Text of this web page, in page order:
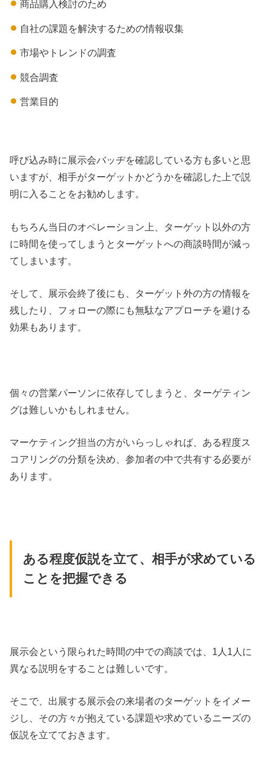
商品購入検討のため
自社の課題を解決するための情報収集
市場やトレンドの調査
競合調査
営業目的
呼び込み時に展示会バッヂを確認している方も多いと思
いますが、相手がターゲットかどうかを確認した上で説
明に入ることをお勧めします。
もちろん当日のオペレーション上、ターゲット以外の方
に時間を使ってしまうとターゲットへの商談時間が減っ
てしまいます。
そして、展示会終了後にも、ターゲット外の方の情報を
残したり、フォローの際にも無駄なアプローチを避ける
効果もあります。
個々の営業パーソンに依存してしまうと、ターゲティン
グは難しいかもしれません。
マーケティング担当の方がいらっしゃれば、ある程度ス
コアリングの分類を決め、参加者の中で共有する必要が
あります。
ある程度仮説を立て、相手が求めている
ことを把握できる
展示会という限られた時間の中での商談では、1人1人に
異なる説明をすることは難しいです。
そこで、出展する展示会の来場者のターゲットをイメー
ジし、その方々が抱えている課題や求めているニーズの
仮説を立てておきます。